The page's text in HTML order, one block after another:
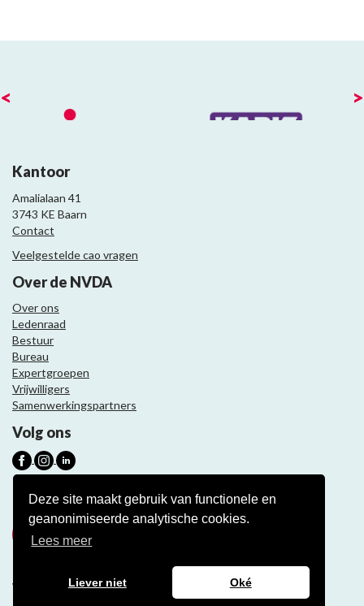
Deze site maakt gebruik van functionele en
geanonimiseerde analytische cookies.
Lees meer
Liever niet Oké
< >
Kantoor
Amalialaan 41
3743 KE Baarn
Contact
Veelgestelde cao vragen
Over de NVDA
Over ons
Ledenraad
Bestuur
Bureau
Expertgroepen
Vrijwilligers
Samenwerkingspartners
Volg ons
Nieuwsbrief
Meld je aan
Website ontwikkeling door Eenvoud.